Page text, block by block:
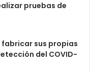
pruebas de
sus propias
del COVID-